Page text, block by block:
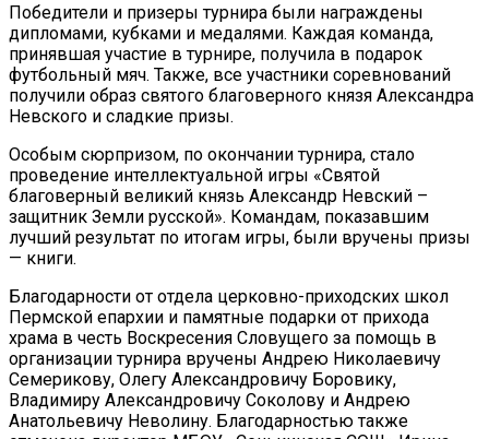
Победители и призеры турнира были награждены
дипломами, кубками и медалями. Каждая команда,
принявшая участие в турнире, получила в подарок
футбольный мяч. Также, все участники соревнований
получили образ святого благоверного князя Александра
Невского и сладкие призы.
Особым сюрпризом, по окончании турнира, стало
проведение интеллектуальной игры «Святой
благоверный великий князь Александр Невский –
защитник Земли русской». Командам, показавшим
лучший результат по итогам игры, были вручены призы
— книги.
Благодарности от отдела церковно-приходских школ
Пермской епархии и памятные подарки от прихода
храма в честь Воскресения Словущего за помощь в
организации турнира вручены Андрею Николаевичу
Семерикову, Олегу Александровичу Боровику,
Владимиру Александровичу Соколову и Андрею
Анатольевичу Неволину. Благодарностью также